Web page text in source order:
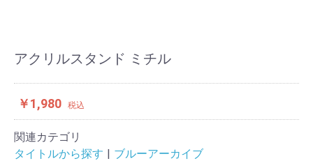
アクリルスタンド ミチル
￥1,980 税込
関連カテゴリ
タイトルから探す
ブルーアーカイブ